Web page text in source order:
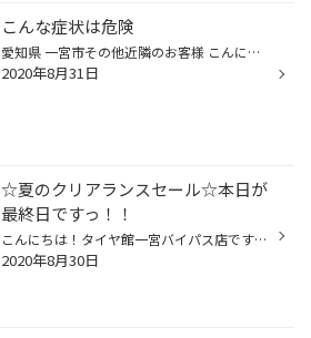
こんな症状は危険
愛知県 一宮市その他近隣のお客様 こんにちは。愛知県一宮市のタイヤ館一宮BPです。 HPをご覧頂きありがとうございます！ 本日、タイヤ交換のために来店されたお客様のリヤタイヤのお写真がこちらです。 実はこのタイヤとっても危険な状態なんです(゜.゜) 一見普通のタイヤに見えますね、どこが危険...
2020年8月31日
☆夏のクリアランスセール☆本日が
最終日ですっ！！
こんにちは！タイヤ館一宮バイパス店です！ ☆夏のクリアランスセール☆本日が最終日ですっ！！ たくさんのご来店お待ちしておりますっ！！
2020年8月30日